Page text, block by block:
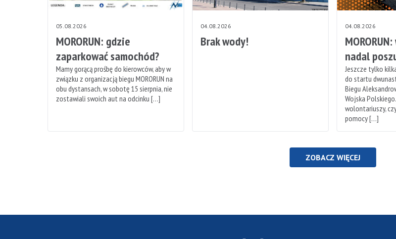
05.08.2026
MORORUN: gdzie
zaparkować samochód?
Mamy gorącą prośbę do kierowców, aby w
związku z organizacją biegu MORORUN na
obu dystansach, w sobotę 15 sierpnia, nie
zostawiali swoich aut na odcinku […]
04.08.2026
Brak wody!
04.08.2026
nadal
Jeszcze tylko
do startu
Biegu
Wojska
wolontariuszy,
pomocy […]
ZOBACZ WIĘCEJ